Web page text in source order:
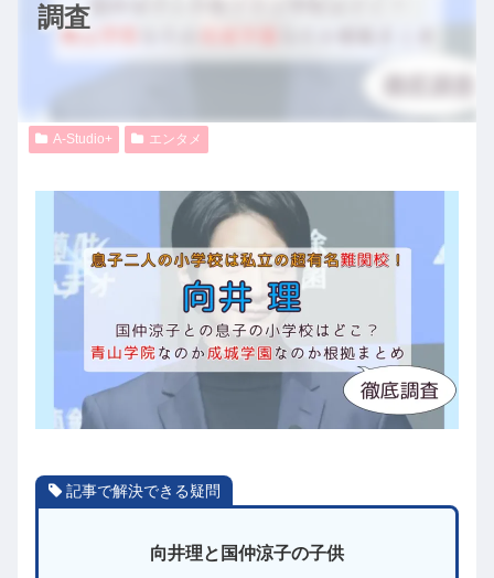
調査
A-Studio+ エンタメ
記事で解決できる疑問
向井理と国仲涼子の子供